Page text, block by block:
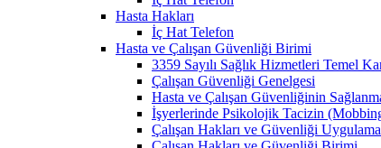
Hasta Hakları
İç Hat Telefon
Hasta ve Çalışan Güvenliği Birimi
3359 Sayılı Sağlık Hizmetleri Temel
Çalışan Güvenliği Genelgesi
Hasta ve Çalışan Güvenliğinin
İşyerlerinde Psikolojik Tacizin
Çalışan Hakları ve Güvenliği